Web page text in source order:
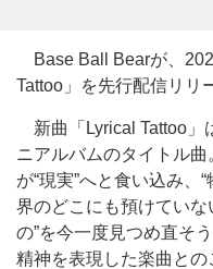
Base Ball Bearが、
Tattoo」を先行配信リリ
新曲「Lyrical Tattoo」
ニアルバムのタイトル
が“現実”へと食い込み、
界のどこにも預けていな
の”を今一度見つめ直そ
精神を表現した楽曲との